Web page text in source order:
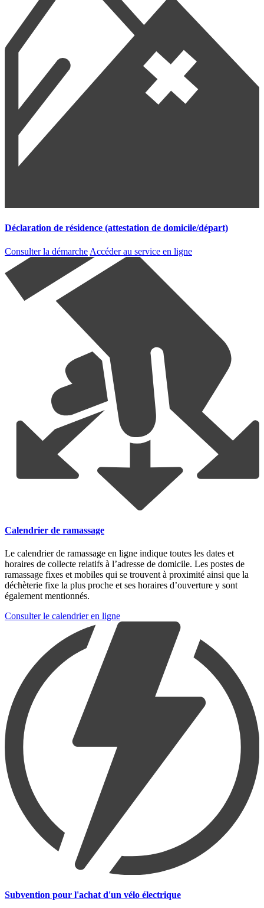
Déclaration de résidence (attestation de domicile/départ)
Consulter la démarche Accéder au service en ligne
Calendrier de ramassage
Le calendrier de ramassage en ligne indique toutes les dates et
horaires de collecte relatifs à l’adresse de domicile. Les postes de
ramassage fixes et mobiles qui se trouvent à proximité ainsi que la
déchèterie fixe la plus proche et ses horaires d’ouverture y sont
également mentionnés.
Consulter le calendrier en ligne
Subvention pour l'achat d'un vélo électrique